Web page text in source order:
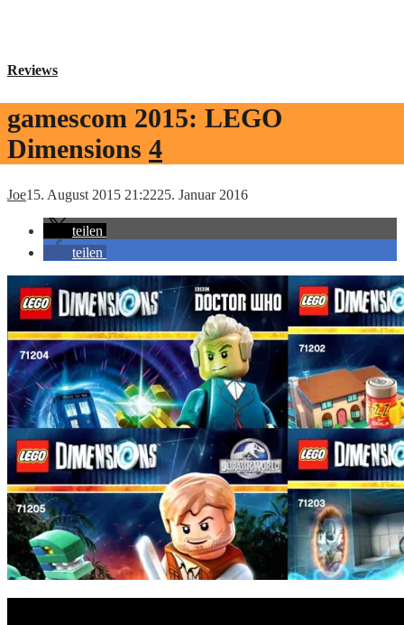
Reviews
gamescom 2015: LEGO
Dimensions 4
Joe15. August 2015 21:2225. Januar 2016
teilen
teilen